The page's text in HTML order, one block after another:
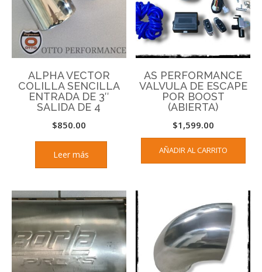
ALPHA VECTOR
COLILLA SENCILLA
ENTRADA DE 3″
SALIDA DE 4
$850.00
Leer más
AS PERFORMANCE
VALVULA DE ESCAPE
POR BOOST
(ABIERTA)
$1,599.00
AÑADIR AL CARRITO